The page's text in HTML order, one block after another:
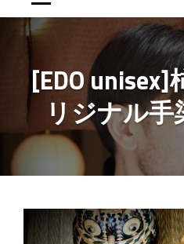
[EDO unisex]
リジナル
投